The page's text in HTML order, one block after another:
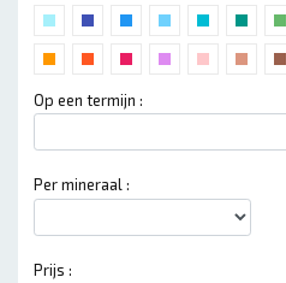
Op een termijn :
Per mineraal :
Prijs :